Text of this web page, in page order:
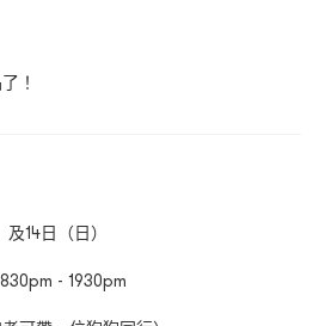
！
14日（日）
- 1930pm